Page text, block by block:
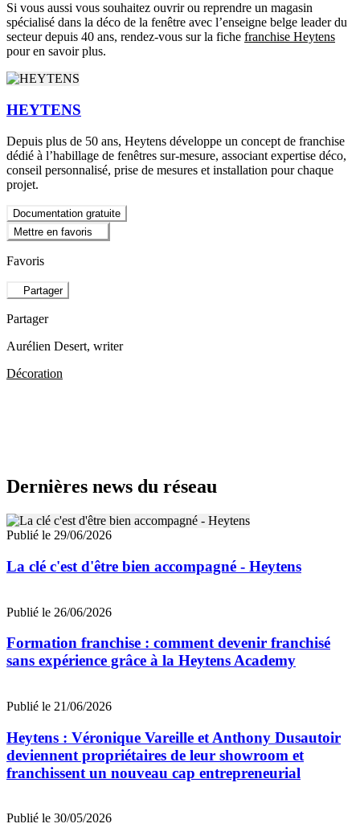
Si vous aussi vous souhaitez ouvrir ou reprendre un magasin
spécialisé dans la déco de la fenêtre avec l’enseigne belge leader du
secteur depuis 40 ans, rendez-vous sur la fiche franchise Heytens
pour en savoir plus.
HEYTENS
Depuis plus de 50 ans, Heytens développe un concept de franchise
dédié à l’habillage de fenêtres sur-mesure, associant expertise déco,
conseil personnalisé, prise de mesures et installation pour chaque
projet.
Documentation gratuite
Mettre en favoris
Favoris
Partager
Partager
Aurélien Desert, writer
Décoration
Dernières news du réseau
Publié le 29/06/2026
La clé c'est d'être bien accompagné - Heytens
Publié le 26/06/2026
Formation franchise : comment devenir franchisé
sans expérience grâce à la Heytens Academy
Publié le 21/06/2026
Heytens : Véronique Vareille et Anthony Dusautoir
deviennent propriétaires de leur showroom et
franchissent un nouveau cap entrepreneurial
Publié le 30/05/2026